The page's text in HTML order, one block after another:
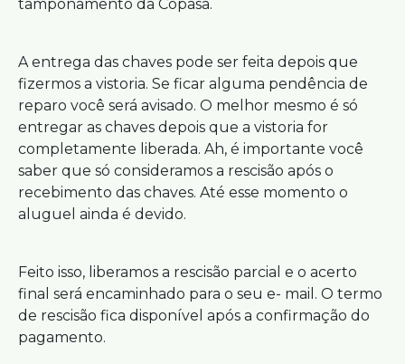
tamponamento da Copasa.
A entrega das chaves pode ser feita depois que
fizermos a vistoria. Se ficar alguma pendência de
reparo você será avisado. O melhor mesmo é só
entregar as chaves depois que a vistoria for
completamente liberada. Ah, é importante você
saber que só consideramos a rescisão após o
recebimento das chaves. Até esse momento o
aluguel ainda é devido.
Feito isso, liberamos a rescisão parcial e o acerto
final será encaminhado para o seu e- mail. O termo
de rescisão fica disponível após a confirmação do
pagamento.